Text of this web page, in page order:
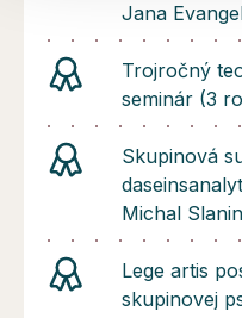
Jana
Trojročný
seminár (3
Skupinová
Michal
Lege artis
skupinovej